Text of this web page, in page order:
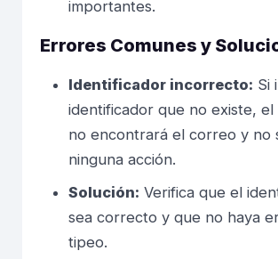
importantes.
Errores Comunes y
Identificador incorrecto: Si
identificador que no existe, el
no encontrará el correo y no
ninguna acción.
Solución: Verifica que el
sea correcto y que no haya
tipeo.